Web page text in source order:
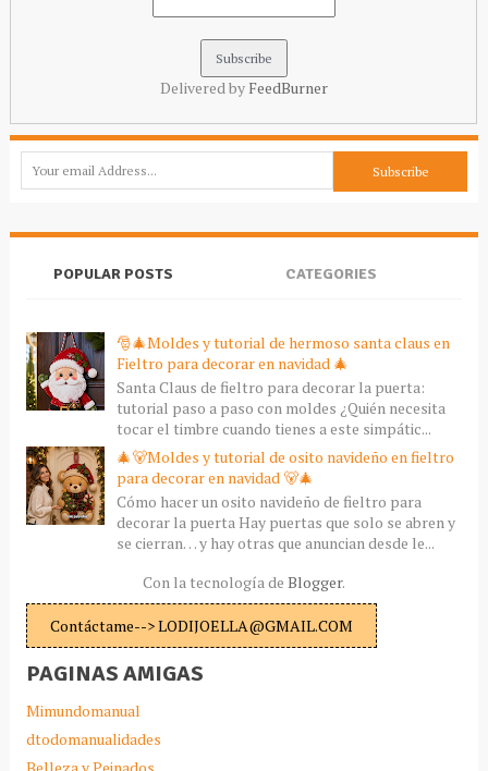
Delivered by FeedBurner
POPULAR POSTS CATEGORIES
🎅🎄Moldes y tutorial de hermoso santa claus en
Fieltro para decorar en navidad 🎄
Santa Claus de fieltro para decorar la puerta:
tutorial paso a paso con moldes ¿Quién necesita
tocar el timbre cuando tienes a este simpátic...
🎄🐻Moldes y tutorial de osito navideño en fieltro
para decorar en navidad 🐻🎄
Cómo hacer un osito navideño de fieltro para
decorar la puerta Hay puertas que solo se abren y
se cierran… y hay otras que anuncian desde le...
Con la tecnología de Blogger.
Contáctame--> LODIJOELLA@GMAIL.COM
PAGINAS AMIGAS
Mimundomanual
dtodomanualidades